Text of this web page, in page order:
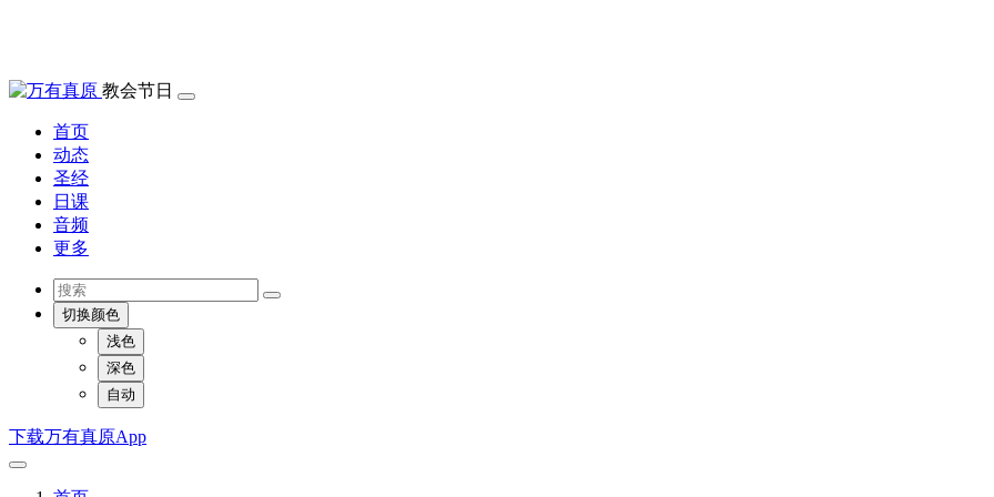
教会节日
首页
动态
圣经
日课
音频
更多
切换颜色
浅色
深色
自动
下载万有真原App